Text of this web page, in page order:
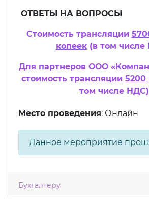
ОТВЕТЫ НА ВОПРОСЫ
Стоимость трансляции
копеек (в том
Для партнеров ООО
стоимость трансляции 5200
том числе НДС)
Место проведения: Онлайн
Данное мероприятие
Бухгалтеру